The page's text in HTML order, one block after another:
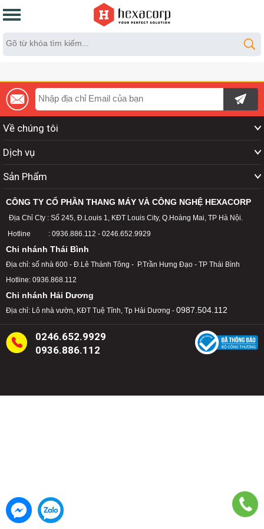
Về chúng tôi
Dịch vụ
Sản Phẩm
CÔNG TY CỔ PHẦN THANG MÁY VÀ CÔNG NGHỆ HEXACORP
Địa Chỉ Cty : Số 245, Đ.Louis 1, KĐT Louis City, Q.Hoàng Mai, TP Hà Nội.
Hotline : 0936.886.112 - 0246.652.9929
Chi nhánh Thái Bình
Địa chỉ: số nhà 600 - Đ.Lê Thánh Tông - P.Trần Hưng Đạo - TP Thái Bình
Hotline: 0936.868.112
Chi nhánh Hải Dương
Địa chỉ: Lô nhà vườn, KĐT Tuệ Tĩnh, Tp Hải Dương - 0987.504.112
0246.652.9929
0936.886.112